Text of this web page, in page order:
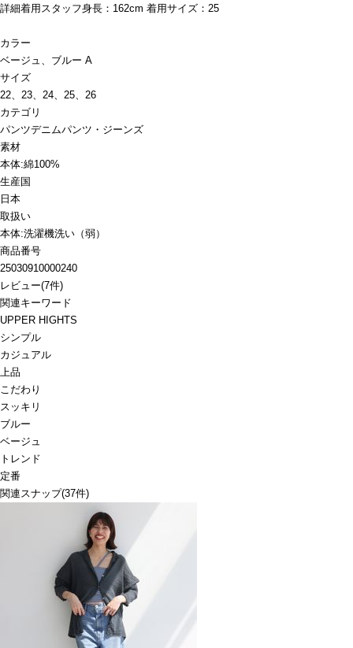
詳細着用スタッフ身長：162cm 着用サイズ：25
カラー
ベージュ、ブルー A
サイズ
22、23、24、25、26
カテゴリ
パンツデニムパンツ・ジーンズ
素材
本体:綿100%
生産国
日本
取扱い
本体:洗濯機洗い（弱）
商品番号
25030910000240
レビュー(7件)
関連キーワード
UPPER HIGHTS
シンプル
カジュアル
上品
こだわり
スッキリ
ブルー
ベージュ
トレンド
定番
関連スナップ(37件)